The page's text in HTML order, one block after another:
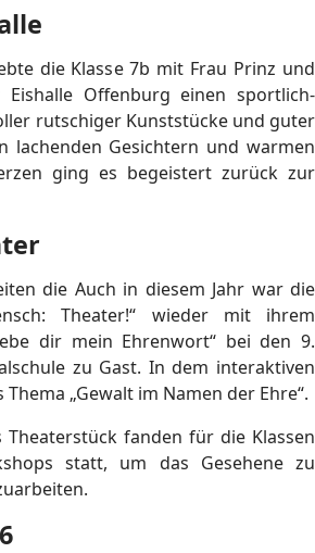
die Klasse 7b mit Frau Prinz und
Offenburg einen sportlich-
rutschiger Kunststücke und guter
lachenden Gesichtern und warmen
ging es begeistert zurück zur
die Auch in diesem Jahr war die
Theater!“ wieder mit ihrem
dir mein Ehrenwort“ bei den 9.
zu Gast. In dem interaktiven
„Gewalt im Namen der Ehre“.
Theaterstück fanden für die Klassen
statt, um das Gesehene zu